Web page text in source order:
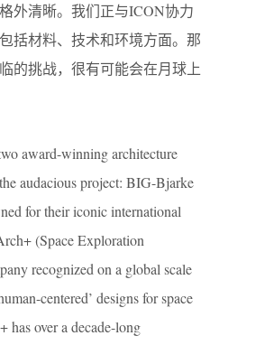
外清晰。我们正与ICON协力
材料、技术和环境方面。那
的挑战，很有可能会在月球上
award-winning architecture
audacious project: BIG-Bjarke
for their iconic international
(Space Exploration
recognized on a global scale
centered’ designs for space
has over a decade-long